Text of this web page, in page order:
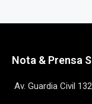
Nota & Prensa
Av. Guardia Civil